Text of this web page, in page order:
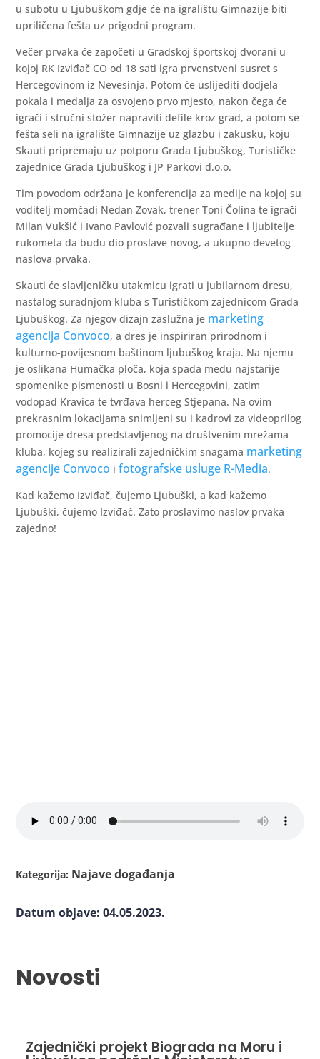
u subotu u Ljubuškom gdje će na igralištu Gimnazije biti
upriličena fešta uz prigodni program.
Večer prvaka će započeti u Gradskoj športskoj dvorani u
kojoj RK Izviđač CO od 18 sati igra prvenstveni susret s
Hercegovinom iz Nevesinja. Potom će uslijediti dodjela
pokala i medalja za osvojeno prvo mjesto, nakon čega će
igrači i stručni stožer napraviti defile kroz grad, a potom se
fešta seli na igralište Gimnazije uz glazbu i zakusku, koju
Skauti pripremaju uz potporu Grada Ljubuškog, Turističke
zajednice Grada Ljubuškog i JP Parkovi d.o.o.
Tim povodom održana je konferencija za medije na kojoj su
voditelj momčadi Nedan Zovak, trener Toni Čolina te igrači
Milan Vukšić i Ivano Pavlović pozvali sugrađane i ljubitelje
rukometa da budu dio proslave novog, a ukupno devetog
naslova prvaka.
Skauti će slavljeničku utakmicu igrati u jubilarnom dresu,
nastalog suradnjom kluba s Turističkom zajednicom Grada
Ljubuškog. Za njegov dizajn zaslužna je marketing
agencija Convoco, a dres je inspiriran prirodnom i
kulturno-povijesnom baštinom ljubuškog kraja. Na njemu
je oslikana Humačka ploča, koja spada među najstarije
spomenike pismenosti u Bosni i Hercegovini, zatim
vodopad Kravica te tvrđava herceg Stjepana. Na ovim
prekrasnim lokacijama snimljeni su i kadrovi za videoprilog
promocije dresa predstavljenog na društvenim mrežama
kluba, kojeg su realizirali zajedničkim snagama marketing
agencije Convoco ifotografske usluge R-Media.
Kad kažemo Izviđač, čujemo Ljubuški, a kad kažemo
Ljubuški, čujemo Izviđač. Zato proslavimo naslov prvaka
zajedno!
Kategorija: Najave događanja
Datum objave: 04.05.2023.
Novosti
Zajednički projekt Biograda na Moru i